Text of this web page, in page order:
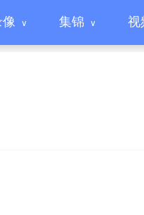
像 集锦 视